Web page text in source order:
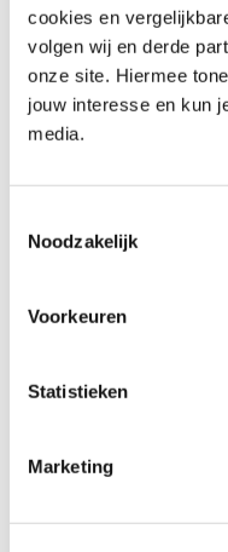
cookies en
volgen wij en derde
onze site. Hiermee
jouw interesse en kun
media.
Noodzakelijk
Voorkeuren
Statistieken
Marketing
Volledige
Biedt uitgebreide
schouders.
25% lichter dan de
Minimale